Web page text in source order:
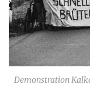
Demonstration